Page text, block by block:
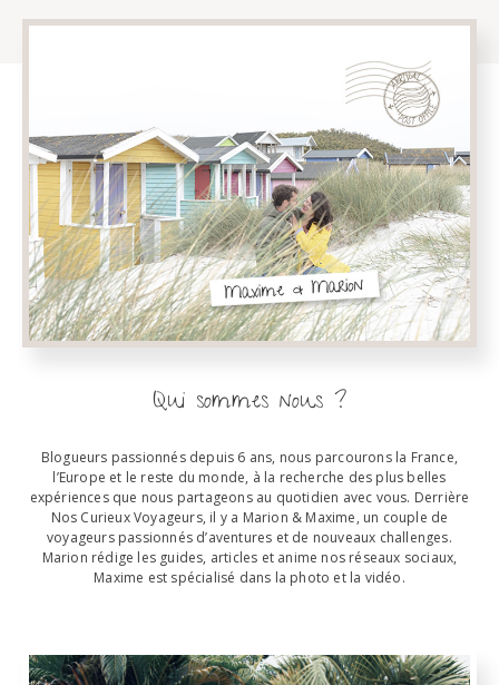
Qui sommes nous ?
Blogueurs passionnés depuis 6 ans, nous parcourons la France,
l’Europe et le reste du monde, à la recherche des plus belles
expériences que nous partageons au quotidien avec vous. Derrière
Nos Curieux Voyageurs, il y a Marion & Maxime, un couple de
voyageurs passionnés d’aventures et de nouveaux challenges.
Marion rédige les guides, articles et anime nos réseaux sociaux,
Maxime est spécialisé dans la photo et la vidéo.